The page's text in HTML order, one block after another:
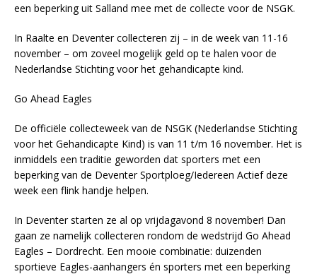
een beperking uit Salland mee met de collecte voor de NSGK.
In Raalte en Deventer collecteren zij – in de week van 11-16
november – om zoveel mogelijk geld op te halen voor de
Nederlandse Stichting voor het gehandicapte kind.
Go Ahead Eagles
De officiële collecteweek van de NSGK (Nederlandse Stichting
voor het Gehandicapte Kind) is van 11 t/m 16 november. Het is
inmiddels een traditie geworden dat sporters met een
beperking van de Deventer Sportploeg/Iedereen Actief deze
week een flink handje helpen.
In Deventer starten ze al op vrijdagavond 8 november! Dan
gaan ze namelijk collecteren rondom de wedstrijd Go Ahead
Eagles – Dordrecht. Een mooie combinatie: duizenden
sportieve Eagles-aanhangers én sporters met een beperking